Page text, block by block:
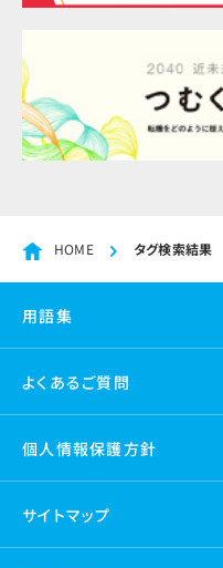
HOME タグ検索結果
用語集
よくあるご質問
個人情報保護方針
サイトマップ